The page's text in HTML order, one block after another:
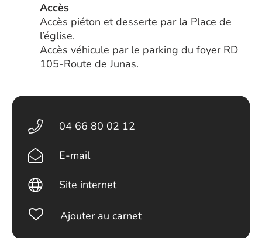
Accès
Accès piéton et desserte par la Place de
l’église.
Accès véhicule par le parking du foyer RD
105-Route de Junas.
04 66 80 02 12
E-mail
Site internet
Ajouter au carnet